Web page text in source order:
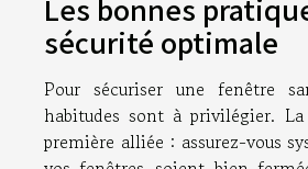
Les bonnes
sécurité optimale
Pour sécuriser une fenêtre
habitudes sont à privilégier.
première alliée : assurez-vous